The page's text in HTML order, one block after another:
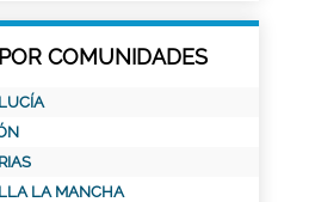
COMUNIDADES
LA MANCHA